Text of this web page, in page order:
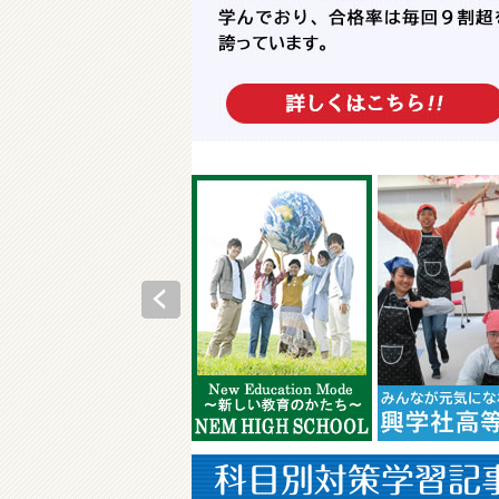
科目別対策学習記